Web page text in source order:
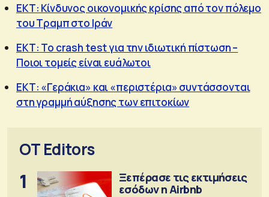
ΕΚΤ: Κίνδυνος οικονομικής κρίσης από τον πόλεμο
του Τραμπ στο Ιράν
ΕΚΤ: Το crash test για την ιδιωτική πίστωση –
Ποιοι τομείς είναι ευάλωτοι
ΕΚΤ: «Γεράκια» και «περιστέρια» συντάσσονται
στη γραμμή αύξησης των επιτοκίων
OT Editors
1
Ξεπέρασε τις εκτιμήσεις
εσόδων η Airbnb